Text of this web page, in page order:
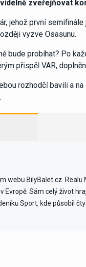
zveřejňovat
jehož první
vyzve Osasunu.
bude probíhat? Po
přispěl VAR,
rozhodčí bavili a
webu BilyBalet.cz.
Evropě. Sám celý život
Sport, kde působil